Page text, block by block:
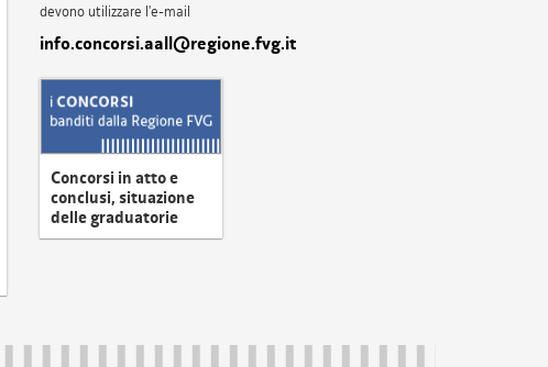
devono utilizzare l'e-mail
info.concorsi.aall@regione.fvg.it
Concorsi in atto e
conclusi, situazione
delle graduatorie